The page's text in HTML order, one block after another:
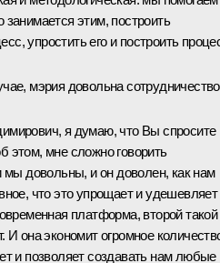
занимается этим, построить
упростить его и построить
мэрия довольна
я думаю, что Вы спросите
этом, мне сложно говорить
мы довольны, и он доволен, как нам
что это упрощает и удешевляет
платформа, второй такой
И она экономит огромное
и позволяет создавать нам любые